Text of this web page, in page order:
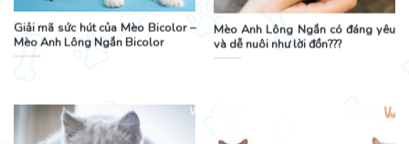
Giải mã sức hút của Mèo Bicolor –
Mèo Anh Lông Ngắn Bicolor
Mèo Anh Lông Ngắn có đáng yêu
và dễ nuôi như lời đồn???